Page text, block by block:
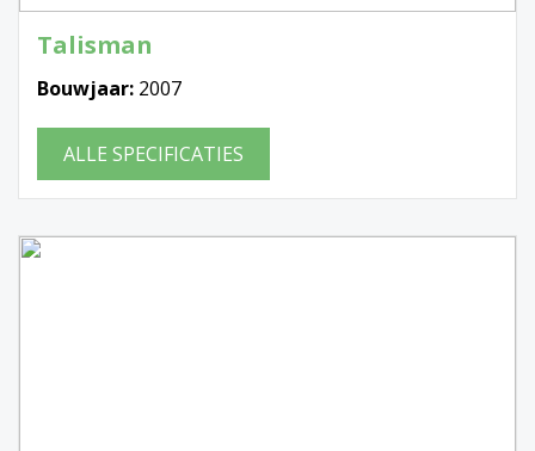
Talisman
Bouwjaar: 2007
ALLE SPECIFICATIES